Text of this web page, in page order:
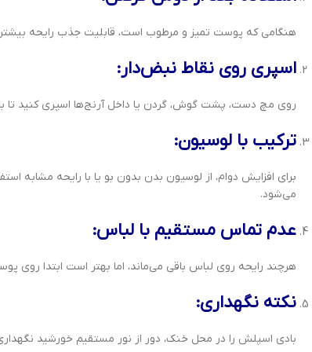
هنگامی که پوست تمیز و مرطوب است، قابلیت جذب رایحه
اسپری روی نقاط نبض‌دار:
روی مچ دست، پشت گوش، گردن یا داخل آرنج‌ها اسپری کنید تا
ترکیب با لوسیون:
برای افزایش دوام، از لوسیون بدن بدون بو یا با رایحه
می‌شود.
عدم تماس مستقیم با لباس:
هرچند رایحه روی لباس باقی می‌ماند، اما بهتر است ابتدا روی
نکته نگهداری:
بادی اسپلش را در محل خنک، دور از نور مستقیم خورشید نگهداری